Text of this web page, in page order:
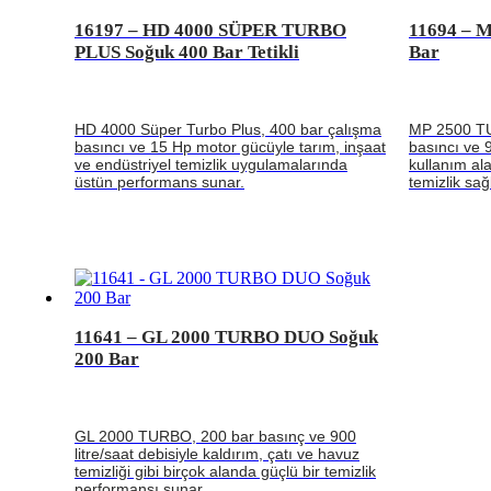
16197 – HD 4000 SÜPER TURBO
PLUS Soğuk 400 Bar Tetikli
HD 4000 Süper Turbo Plus, 400 bar çalışma
basıncı ve 15 Hp motor gücüyle tarım, inşaat
ve endüstriyel temizlik uygulamalarında
üstün performans sunar.
11694 –
Bar
MP 2500
basıncı
kullanım
temizlik
11641 – GL 2000 TURBO DUO Soğuk
200 Bar
GL 2000 TURBO, 200 bar basınç ve 900
litre/saat debisiyle kaldırım, çatı ve havuz
temizliği gibi birçok alanda güçlü bir temizlik